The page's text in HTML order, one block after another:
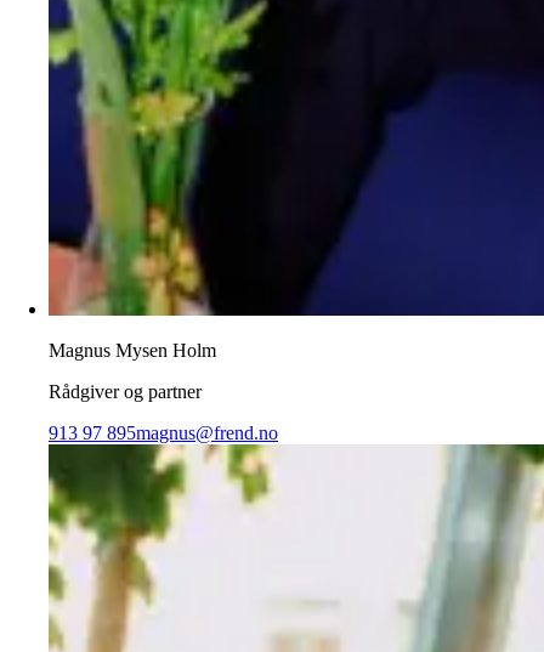
Magnus Mysen Holm
Rådgiver og partner
913 97 895magnus@frend.no